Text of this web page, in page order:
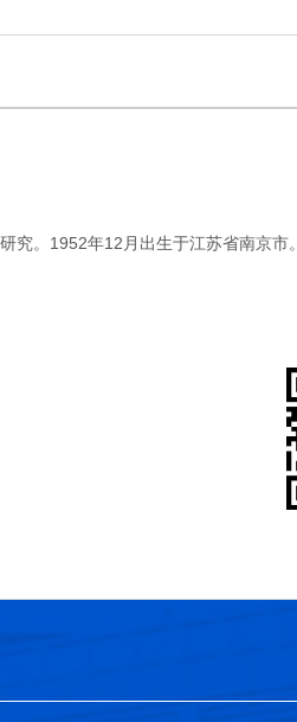
。1952年12月出生于江苏省南京市。